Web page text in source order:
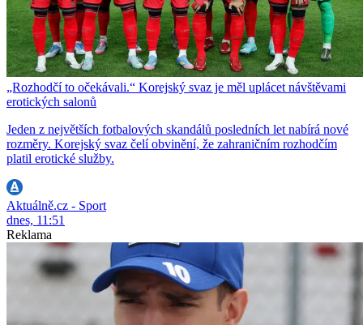
„Rozhodčí to očekávali.“ Korejský svaz je měl uplácet návštěvami
erotických salonů
Jeden z největších fotbalových skandálů posledních let nabírá nové
rozměry. Korejský svaz čelí obvinění, že zahraničním rozhodčím
platil erotické služby.
Aktuálně.cz - Sport
dnes, 11:51
Reklama